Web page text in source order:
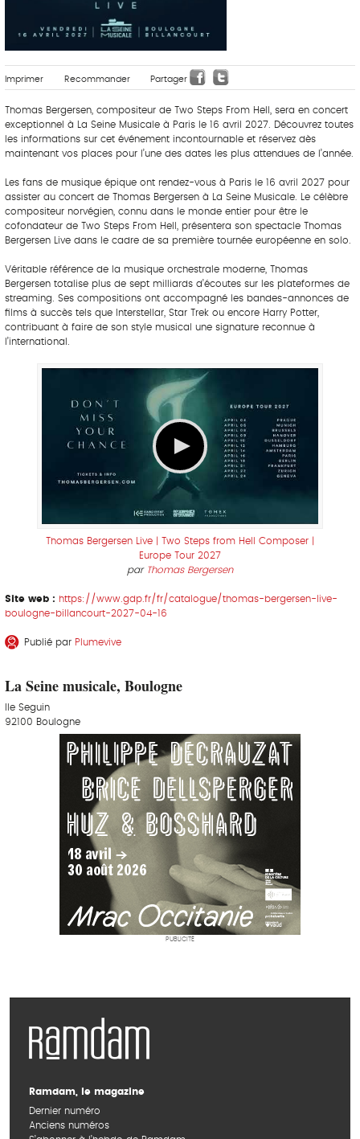
Imprimer Recommander Partager
Thomas Bergersen, compositeur de Two Steps From Hell, sera en concert
exceptionnel à La Seine Musicale à Paris le 16 avril 2027. Découvrez toutes
les informations sur cet événement incontournable et réservez dès
maintenant vos places pour l’une des dates les plus attendues de l’année.
Les fans de musique épique ont rendez-vous à Paris le 16 avril 2027 pour
assister au concert de Thomas Bergersen à La Seine Musicale. Le célèbre
compositeur norvégien, connu dans le monde entier pour être le
cofondateur de Two Steps From Hell, présentera son spectacle Thomas
Bergersen Live dans le cadre de sa première tournée européenne en solo.
Véritable référence de la musique orchestrale moderne, Thomas
Bergersen totalise plus de sept milliards d’écoutes sur les plateformes de
streaming. Ses compositions ont accompagné les bandes-annonces de
films à succès tels que Interstellar, Star Trek ou encore Harry Potter,
contribuant à faire de son style musical une signature reconnue à
l’international.
Thomas Bergersen Live | Two Steps from Hell Composer |
Europe Tour 2027
par Thomas Bergersen
Site web : https://www.gdp.fr/fr/catalogue/thomas-bergersen-live-
boulogne-billancourt-2027-04-16
Publié par Plumevive
La Seine musicale, Boulogne
Ile Seguin
92100 Boulogne
PUBLICITÉ
Ramdam, le magazine
Dernier numéro
Anciens numéros